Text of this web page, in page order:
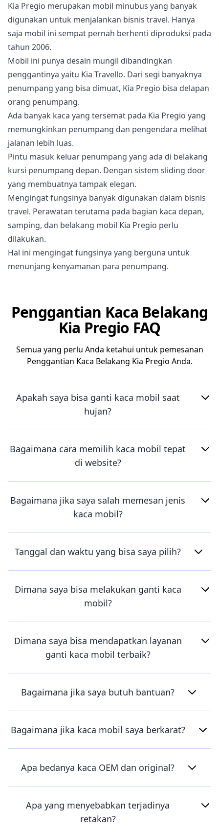
Kia Pregio merupakan mobil minubus yang banyak
digunakan untuk menjalankan bisnis travel. Hanya
saja mobil ini sempat pernah berhenti diproduksi pada
tahun 2006.
Mobil ini punya desain mungil dibandingkan
penggantinya yaitu Kia Travello. Dari segi banyaknya
penumpang yang bisa dimuat, Kia Pregio bisa delapan
orang penumpang.
Ada banyak kaca yang tersemat pada Kia Pregio yang
memungkinkan penumpang dan pengendara melihat
jalanan lebih luas.
Pintu masuk keluar penumpang yang ada di belakang
kursi penumpang depan. Dengan sistem sliding door
yang membuatnya tampak elegan.
Mengingat fungsinya banyak digunakan dalam bisnis
travel. Perawatan terutama pada bagian kaca depan,
samping, dan belakang mobil Kia Pregio perlu
dilakukan.
Hal ini mengingat fungsinya yang berguna untuk
menunjang kenyamanan para penumpang.
Penggantian Kaca Belakang
Kia Pregio FAQ
Semua yang perlu Anda ketahui untuk pemesanan
Penggantian Kaca Belakang Kia Pregio Anda.
Apakah saya bisa ganti kaca mobil saat
hujan?
Bagaimana cara memilih kaca mobil tepat
di website?
Bagaimana jika saya salah memesan jenis
kaca mobil?
Tanggal dan waktu yang bisa saya pilih?
Dimana saya bisa melakukan ganti kaca
mobil?
Dimana saya bisa mendapatkan layanan
ganti kaca mobil terbaik?
Bagaimana jika saya butuh bantuan?
Bagaimana jika kaca mobil saya berkarat?
Apa bedanya kaca OEM dan original?
Apa yang menyebabkan terjadinya
retakan?